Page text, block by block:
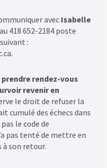
avec Isabelle
418 652-2184 poste
:
.
rendez-vous
revenir en
le droit de refuser la
cumulé des échecs dans
le code de
pas tenté de mettre en
son retour.